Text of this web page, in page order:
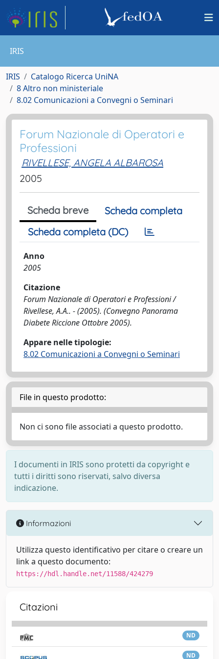
IRIS
IRIS
Catalogo Ricerca UniNA
8 Altro non ministeriale
8.02 Comunicazioni a Convegni o Seminari
Forum Nazionale di Operatori e
Professioni
RIVELLESE, ANGELA ALBAROSA
2005
Scheda breve
Scheda completa
Scheda completa (DC)
Anno
2005
Citazione
Forum Nazionale di Operatori e Professioni /
Rivellese, A.A.. - (2005). (Convegno Panorama
Diabete Riccione Ottobre 2005).
Appare nelle tipologie:
8.02 Comunicazioni a Convegni o Seminari
File in questo prodotto:
Non ci sono file associati a questo prodotto.
I documenti in IRIS sono protetti da copyright e
tutti i diritti sono riservati, salvo diversa
indicazione.
Informazioni
Utilizza questo identificativo per citare o creare un
link a questo documento:
https://hdl.handle.net/11588/424279
Citazioni
ND
ND